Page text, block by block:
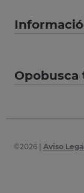
©2026| Aviso Legal